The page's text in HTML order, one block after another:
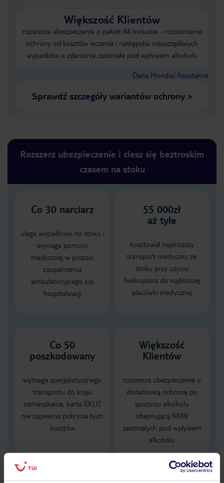
Większość Klientów
rozszerza ubezpieczenia o pakiet All Inclusive - rozszerzenie
ochrony od kosztów leczenia i następstw nieszczęśliwych
wypadków o zdarzenia zaistniałe pod wpływem alkoholu
Dane Mondial Assistance
Sprawdź szczegóły wariantów ochrony»
Rozszerz ubezpieczenie i ciesz się beztroskim
czasem na stoku
Co 30 narciarz
ulega wypadkowi na stoku i
wymaga pomocy
medycznej w postaci
zaopatrzenia
ambulatoryjnego lub
hospitalizacji
55 000zł
aż tyle
kosztował najdroższy
transport medyczny ze
stoku przy użyciu
helikoptera do najbliższej
placówki medycznej
Co 50
poszkodowany
wymaga specjalistycznego
transportu do kraju
zamieszkania, karta EKUZ
nie zapewnia pokrycia tych
kosztów
Większość
Klientów
rozszerza ubezpieczenie o
dodatkową ochronę po
spożyciu alkoholu
obejmującą NNW
zaistniałych pod wpływem
alkoholu
Dane Mondial Assistance